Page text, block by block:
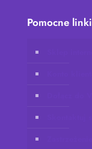
Pomocne linki